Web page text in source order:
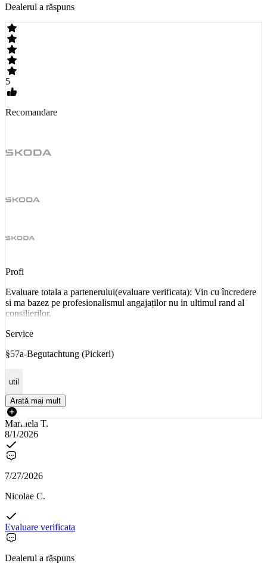
Dealerul a răspuns
5
Recomandare
Profi
Evaluare totala a partenerului(evaluare verificata): Vin cu încredere
si ma bazez pe profesionalismul angajaților nu in ultimul rand al
consilierilor.
Service
§57a-Begutachtung (Pickerl)
util
Arată mai mult
Marinela T.
8/1/2026
7/27/2026
Nicolae C.
Evaluare verificata
Dealerul a răspuns